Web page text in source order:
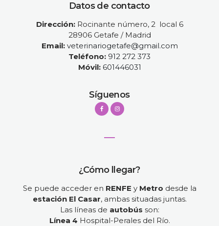
Datos de contacto
Dirección:Rocinante número, 2 local 6
28906 Getafe / Madrid
Email: veterinariogetafe@gmail.com
Teléfono: 912 272 373
Móvil: 601446031
Síguenos
¿Cómo llegar?
Se puede acceder en RENFE y Metro desde la
estación El Casar, ambas situadas juntas.
Las líneas de autobús son:
Línea 4 Hospital-Perales del Río.